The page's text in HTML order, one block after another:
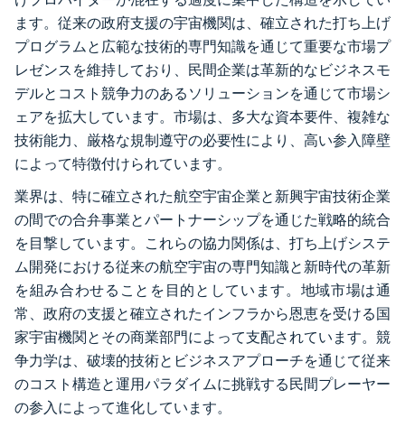
ます。従来の政府支援の宇宙機関は、確立された打ち上げ
プログラムと広範な技術的専門知識を通じて重要な市場プ
レゼンスを維持しており、民間企業は革新的なビジネスモ
デルとコスト競争力のあるソリューションを通じて市場シ
ェアを拡大しています。市場は、多大な資本要件、複雑な
技術能力、厳格な規制遵守の必要性により、高い参入障壁
によって特徴付けられています。
業界は、特に確立された航空宇宙企業と新興宇宙技術企業
の間での合弁事業とパートナーシップを通じた戦略的統合
を目撃しています。これらの協力関係は、打ち上げシステ
ム開発における従来の航空宇宙の専門知識と新時代の革新
を組み合わせることを目的としています。地域市場は通
常、政府の支援と確立されたインフラから恩恵を受ける国
家宇宙機関とその商業部門によって支配されています。競
争力学は、破壊的技術とビジネスアプローチを通じて従来
のコスト構造と運用パラダイムに挑戦する民間プレーヤー
の参入によって進化しています。